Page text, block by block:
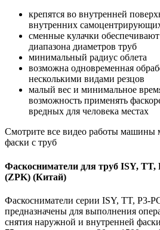
крепятся во внутренней
внутренних
сменные кулачки
диапазона диаметров труб
минимальный радиус облета
возможна одновременная
несколькими видами резцов
малый вес и минимальное
возможность применять
вредных для человека местах
Смотрите все видео работы машины
фаски с труб
Фаскосниматели для труб ISY,
(ZPK) (Китай)
Фаскосниматели серии ISY, TT, P3-
предназначены для выполнения
снятия наружной и внутренней